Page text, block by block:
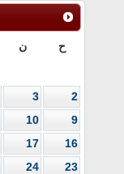
ح ن
2
3
9
10
16
17
23
24